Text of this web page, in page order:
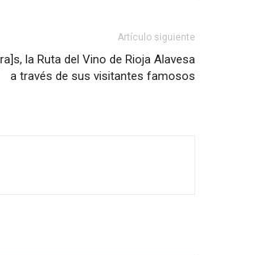
Artículo siguiente
la Ruta del Vino de Rioja Alavesa
a través de sus visitantes famosos